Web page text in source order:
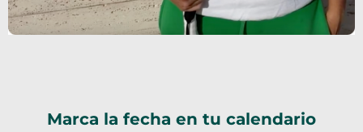
Marca la fecha en tu calendario